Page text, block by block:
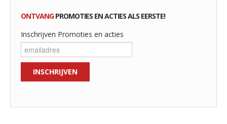
ONTVANGPROMOTIES EN ACTIES ALS EERSTE!
Inschrijven Promoties en acties